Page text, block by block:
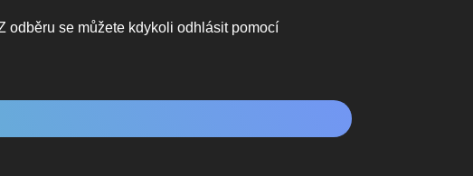
odběru se můžete kdykoli odhlásit pomocí